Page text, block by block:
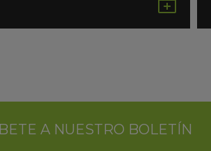
en
A NUESTRO BOLETÍN